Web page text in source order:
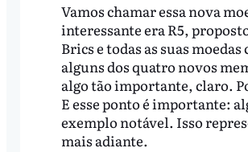
Vamos chamar essa nova
interessante era R5,
Brics e todas as suas
alguns dos quatro novos
algo tão importante, claro.
E esse ponto é importante:
exemplo notável. Isso
mais adiante.